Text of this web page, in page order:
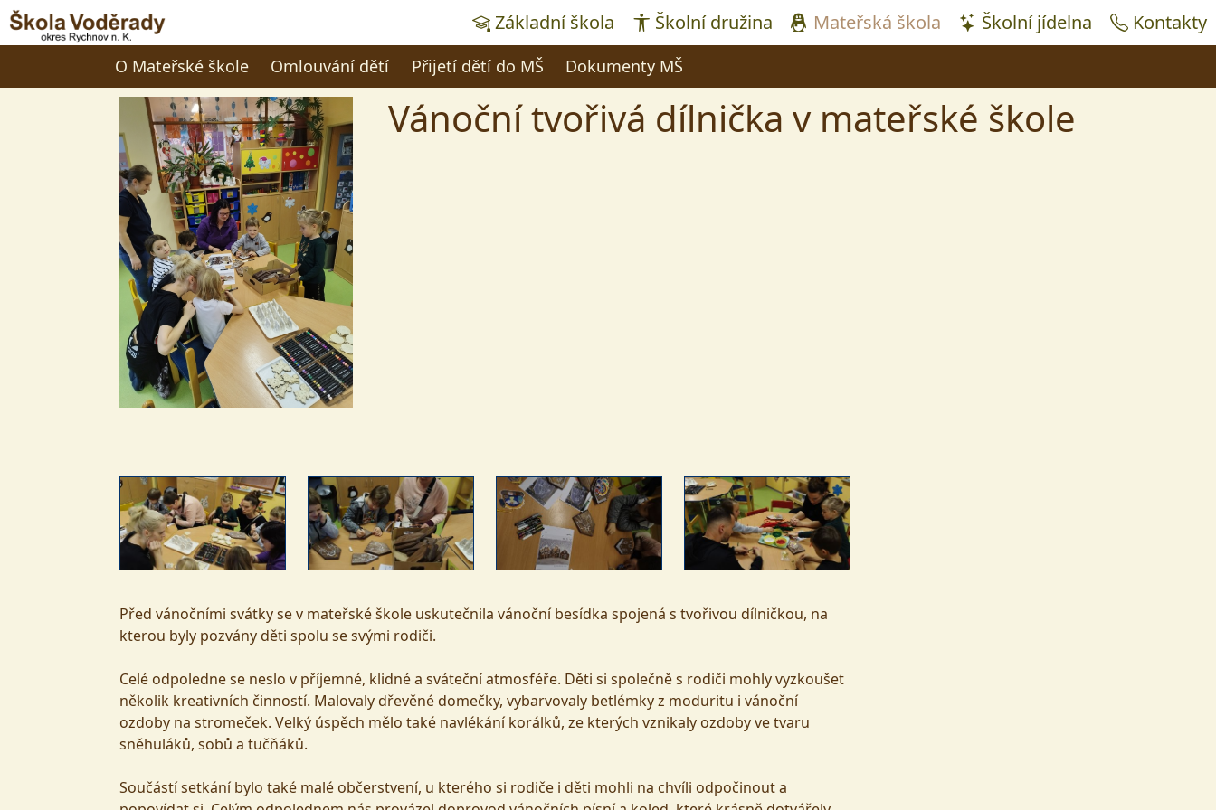
Základní škola Školní družina Mateřská škola Školní jídelna Kontakty
O Mateřské škole Omlouvání dětí Přijetí dětí do MŠ Dokumenty MŠ
Vánoční tvořivá dílnička v mateřské škole
Před vánočními svátky se v mateřské škole uskutečnila vánoční besídka spojená s tvořivou dílničkou, na
kterou byly pozvány děti spolu se svými rodiči.
Celé odpoledne se neslo v příjemné, klidné a sváteční atmosféře. Děti si společně s rodiči mohly vyzkoušet
několik kreativních činností. Malovaly dřevěné domečky, vybarvovaly betlémky z moduritu i vánoční
ozdoby na stromeček. Velký úspěch mělo také navlékání korálků, ze kterých vznikaly ozdoby ve tvaru
sněhuláků, sobů a tučňáků.
Součástí setkání bylo také malé občerstvení, u kterého si rodiče i děti mohli na chvíli odpočinout a